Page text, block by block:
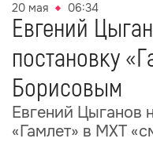
20 мая 06:34
Евгений
постановку
Борисовым
Евгений Цыганов
«Гамлет» в МХТ